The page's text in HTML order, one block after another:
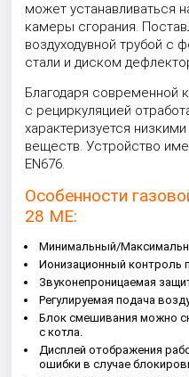
может устанавливаться
камеры сгорания.
воздуходувной трубой с
стали и диском
Благодаря современной
с рециркуляцией
характеризуется
веществ. Устройство
EN676.
Особенности
28 ME:
Минимальный/
Ионизационный контроль
Звуконепроницаемая
Регулируемая подача
Блок смешивания можно
с котла.
Дисплей отображения
ошибки в случае